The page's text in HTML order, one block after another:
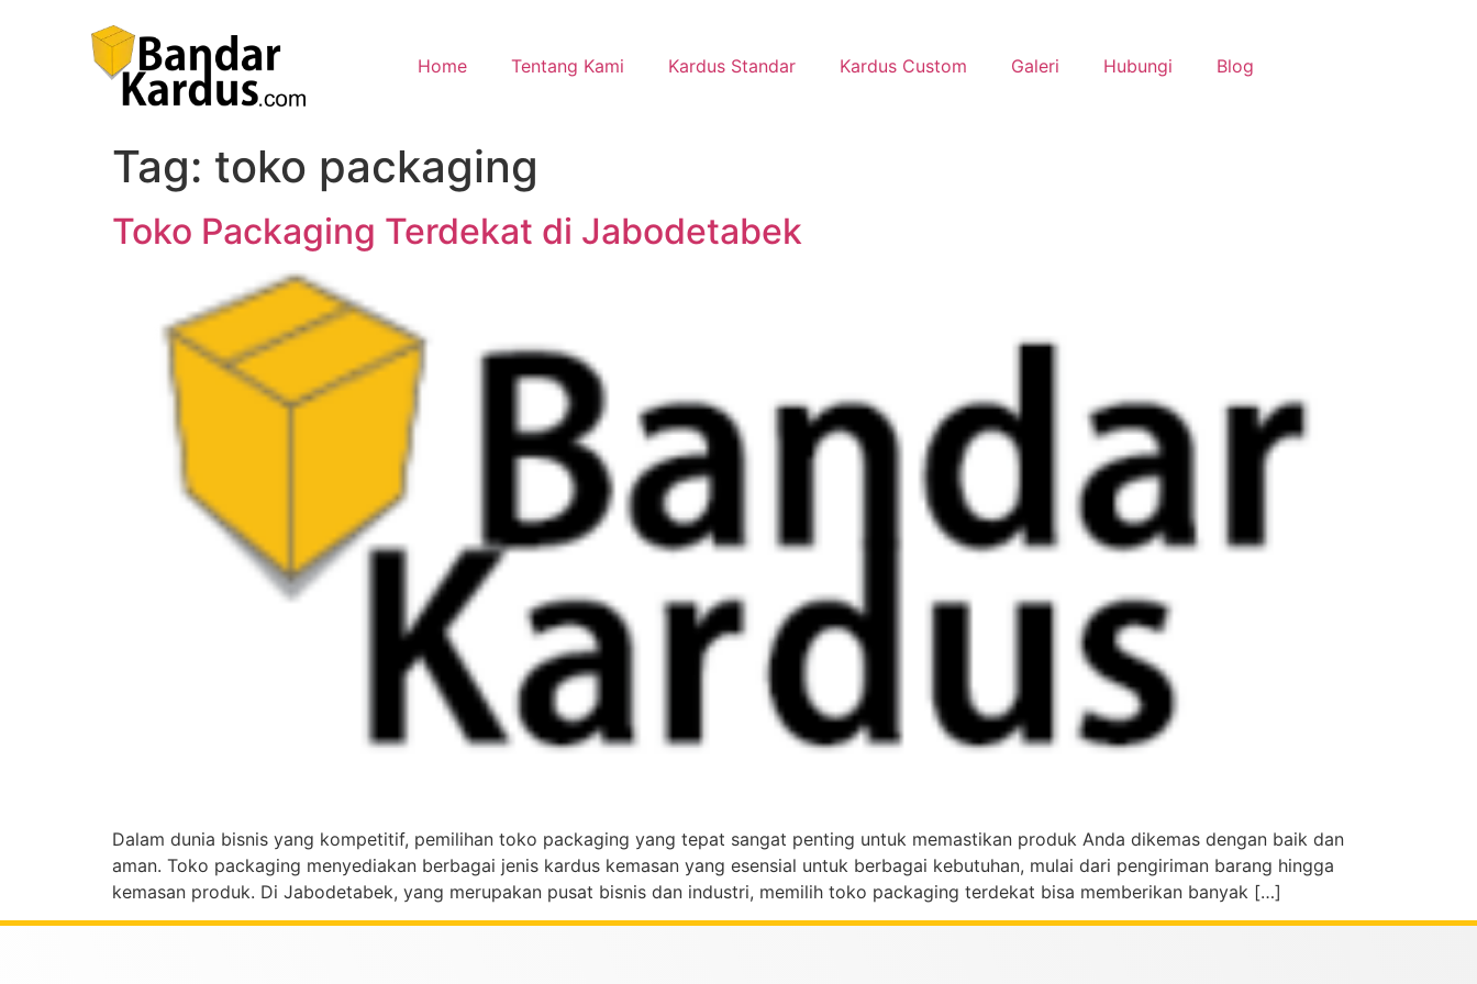
Home Tentang Kami Kardus Standar Kardus Custom Galeri Hubungi Blog
Tag: toko packaging
Toko Packaging Terdekat di Jabodetabek
Dalam dunia bisnis yang kompetitif, pemilihan toko packaging yang tepat sangat penting untuk memastikan produk Anda dikemas dengan baik dan
aman. Toko packaging menyediakan berbagai jenis kardus kemasan yang esensial untuk berbagai kebutuhan, mulai dari pengiriman barang hingga
kemasan produk. Di Jabodetabek, yang merupakan pusat bisnis dan industri, memilih toko packaging terdekat bisa memberikan banyak […]